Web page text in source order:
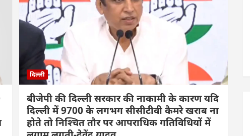
दिल्ली
बीजेपी की दिल्ली सरकार की नाकामी के कारण यदि
दिल्ली में 9700 के लगभग सीसीटीवी कैमरे खराब ना
होते तो निश्चित तौर पर आपराधिक गतिविधियों में